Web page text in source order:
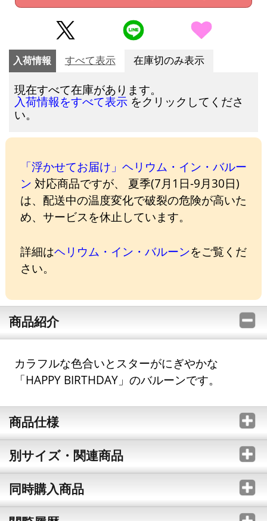
入荷情報 すべて表示 在庫切のみ表示
現在すべて在庫があります。
入荷情報をすべて表示 をクリックしてくださ
い。
「浮かせてお届け」ヘリウム・イン・バルー
ン 対応商品ですが、 夏季(7月1日-9月30日)
は、配送中の温度変化で破裂の危険が高いた
め、サービスを休止しています。
詳細はヘリウム・イン・バルーンをご覧くだ
さい。
商品紹介
カラフルな色合いとスターがにぎやかな
「HAPPY BIRTHDAY」のバルーンです。
商品仕様
別サイズ・関連商品
同時購入商品